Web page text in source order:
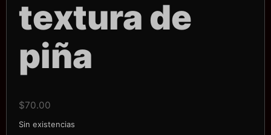
textura de
piña
$70.00
Sin existencias